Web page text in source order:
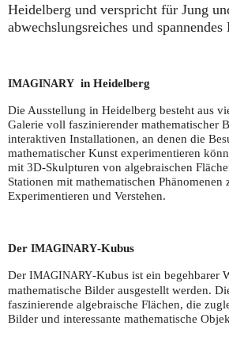
Heidelberg und verspricht für Jung
abwechslungsreiches und spannendes
IMAGINARY in Heidelberg
Die Ausstellung in Heidelberg besteht aus
Galerie voll faszinierender mathematischer
interaktiven Installationen, an denen die
mathematischer Kunst experimentieren
mit 3D-Skulpturen von algebraischen
Stationen mit mathematischen Phänomenen
Experimentieren und Verstehen.
Der IMAGINARY-Kubus
Der IMAGINARY-Kubus ist ein begehbarer
mathematische Bilder ausgestellt werden.
faszinierende algebraische Flächen, die
Bilder und interessante mathematische